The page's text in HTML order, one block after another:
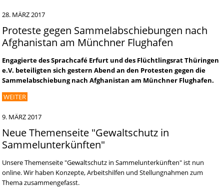
28. MÄRZ 2017
Proteste gegen Sammelabschiebungen nach
Afghanistan am Münchner Flughafen
Engagierte des Sprachcafé Erfurt und des Flüchtlingsrat Thüringen
e.V. beteiligten sich gestern Abend an den Protesten gegen die
Sammelabschiebung nach Afghanistan am Münchner Flughafen.
WEITER
9. MÄRZ 2017
Neue Themenseite "Gewaltschutz in
Sammelunterkünften"
Unsere Themenseite "Gewaltschutz in Sammelunterkünften" ist nun
online. Wir haben Konzepte, Arbeitshilfen und Stellungnahmen zum
Thema zusammengefasst.